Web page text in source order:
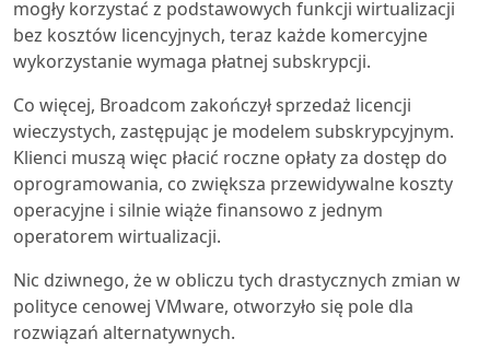
mogły korzystać z podstawowych funkcji wirtualizacji
bez kosztów licencyjnych, teraz każde komercyjne
wykorzystanie wymaga płatnej subskrypcji.
Co więcej, Broadcom zakończył sprzedaż licencji
wieczystych, zastępując je modelem subskrypcyjnym.
Klienci muszą więc płacić roczne opłaty za dostęp do
oprogramowania, co zwiększa przewidywalne koszty
operacyjne i silnie wiąże finansowo z jednym
operatorem wirtualizacji.
Nic dziwnego, że w obliczu tych drastycznych zmian w
polityce cenowej VMware, otworzyło się pole dla
rozwiązań alternatywnych.